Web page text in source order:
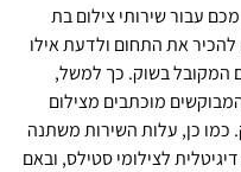
עבור שירותי צילום בת
להכיר את התחום ולדעת אילו
המקובל בשוק. כך למשל,
מוכתבים מצילום
כמו כן, עלות השירות משתנה
לצילומי סטילס, ובאם